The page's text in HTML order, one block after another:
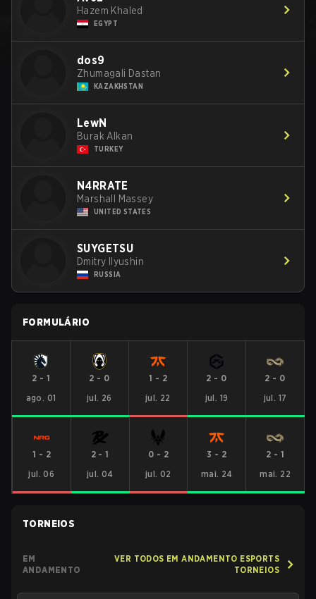
Hazem Khaled
EGYPT
dos9
Zhumagali Dastan
KAZAKHSTAN
LewN
Burak Alkan
TURKEY
N4RRATE
Marshall Massey
UNITED STATES
SUYGETSU
Dmitry Ilyushin
RUSSIA
FORMULÁRIO
2 - 1
ago. 01
2 - 0
jul. 26
1 - 2
jul. 22
2 - 0
jul. 19
2 - 0
jul. 17
1 - 2
jul. 06
2 -1
jul. 04
0 - 2
jul. 02
3 - 2
mai. 24
2 - 1
mai. 22
TORNEIOS
EM
ANDAMENTO
VER TODOS EM ANDAMENTO ESPORTS
TORNEIOS